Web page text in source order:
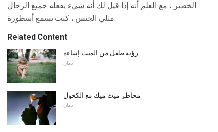
الخطير ، مع العلم أنه إذا قيل لك أنه شيء يفعله جميع الرجال
مثلي الجنس ، كنت تسمع أسطورة.
Related Content
رؤية طفل من الميث إساءة
إدمان
مخاطر ميث ميك مع الكحول
إدمان